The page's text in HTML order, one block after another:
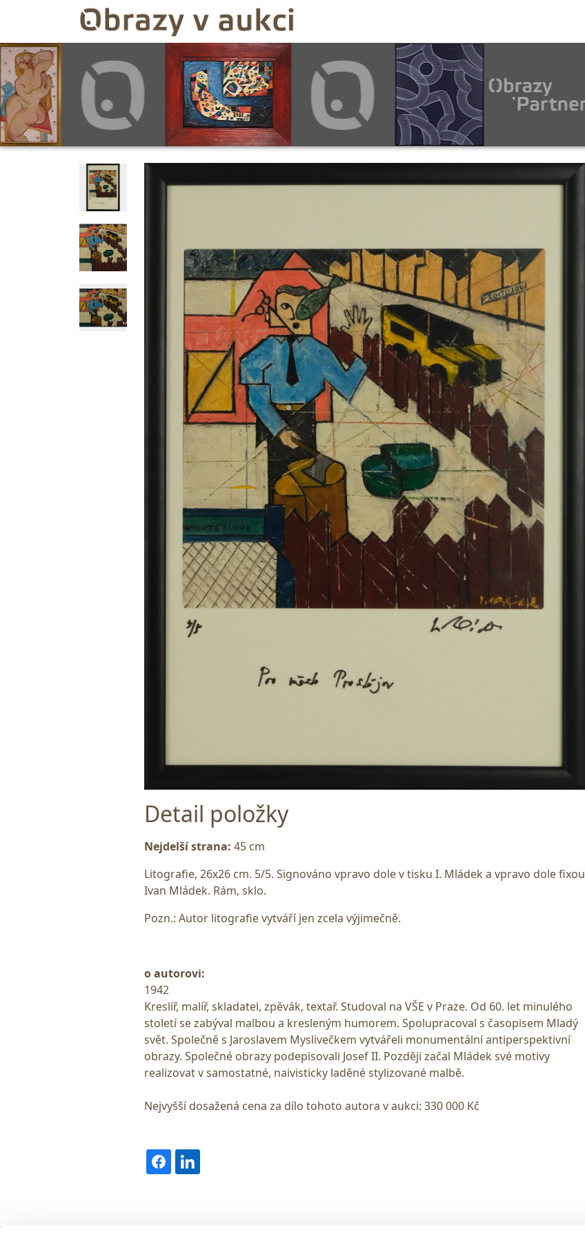
Detail položky
Nejdelší strana: 45 cm
Litografie, 26x26 cm. 5/5. Signováno vpravo dole v tisku I. Mládek a vpravo dole fixou
Ivan Mládek. Rám, sklo.
Pozn.: Autor litografie vytváří jen zcela výjimečně.
o autorovi:
1942
Kreslíř, malíř, skladatel, zpěvák, textař. Studoval na VŠE v Praze. Od 60. let minulého
století se zabýval malbou a kresleným humorem. Spolupracoval s časopisem Mladý
svět. Společně s Jaroslavem Myslivečkem vytvářeli monumentální antiperspektivní
obrazy. Společné obrazy podepisovali Josef II. Později začal Mládek své motivy
realizovat v samostatné, naivisticky laděné stylizované malbě.
Nejvyšší dosažená cena za dílo tohoto autora v aukci: 330 000 Kč